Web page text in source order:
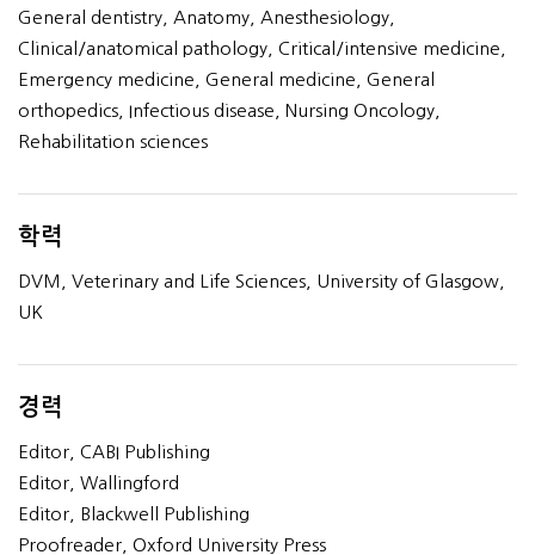
General dentistry, Anatomy, Anesthesiology,
Clinical/anatomical pathology, Critical/intensive medicine,
Emergency medicine, General medicine, General
orthopedics, Infectious disease, Nursing Oncology,
Rehabilitation sciences
학력
DVM, Veterinary and Life Sciences, University of Glasgow,
UK
경력
Editor, CABI Publishing
Editor, Wallingford
Editor, Blackwell Publishing
Proofreader, Oxford University Press